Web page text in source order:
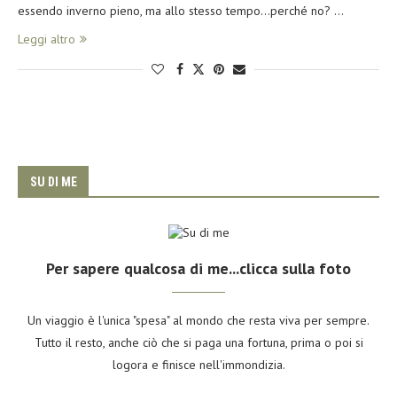
essendo inverno pieno, ma allo stesso tempo…perché no? …
Leggi altro
SU DI ME
Per sapere qualcosa di me...clicca sulla foto
Un viaggio è l'unica "spesa" al mondo che resta viva per sempre.
Tutto il resto, anche ciò che si paga una fortuna, prima o poi si
logora e finisce nell'immondizia.